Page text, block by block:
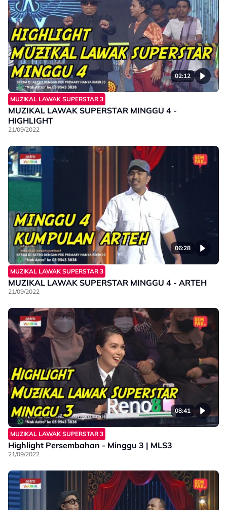
02:12
MUZIKAL LAWAK SUPERSTAR 3
MUZIKAL LAWAK SUPERSTAR MINGGU 4 -
HIGHLIGHT
21/09/2022
06:28
MUZIKAL LAWAK SUPERSTAR 3
MUZIKAL LAWAK SUPERSTAR MINGGU 4 - ARTEH
21/09/2022
08:41
MUZIKAL LAWAK SUPERSTAR 3
Highlight Persembahan - Minggu 3 | MLS3
21/09/2022